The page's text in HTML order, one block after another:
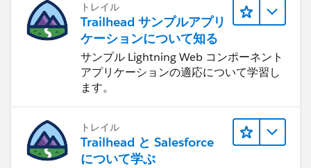
トレイル
Trailhead サンプルアプリ
ケーションについて知る
サンプル Lightning Web コンポーネント
アプリケーションの適応について学習し
ます。
トレイル
Trailhead と Salesforce
について学ぶ